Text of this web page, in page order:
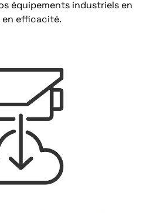
équipements industriels en
en efficacité.